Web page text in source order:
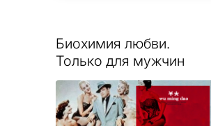
Биохимия любви.
Только для мужчин